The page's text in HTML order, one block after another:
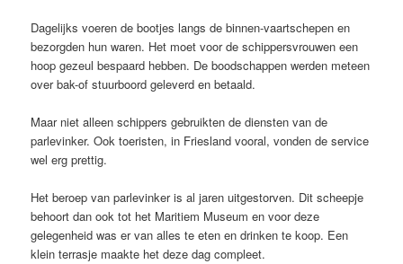
Dagelijks voeren de bootjes langs de binnen-vaartschepen en
bezorgden hun waren. Het moet voor de schippersvrouwen een
hoop gezeul bespaard hebben. De boodschappen werden meteen
over bak-of stuurboord geleverd en betaald.
Maar niet alleen schippers gebruikten de diensten van de
parlevinker. Ook toeristen, in Friesland vooral, vonden de service
wel erg prettig.
Het beroep van parlevinker is al jaren uitgestorven. Dit scheepje
behoort dan ook tot het Maritiem Museum en voor deze
gelegenheid was er van alles te eten en drinken te koop. Een
klein terrasje maakte het deze dag compleet.